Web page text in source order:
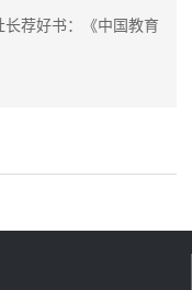
长荐好书：《中国教育